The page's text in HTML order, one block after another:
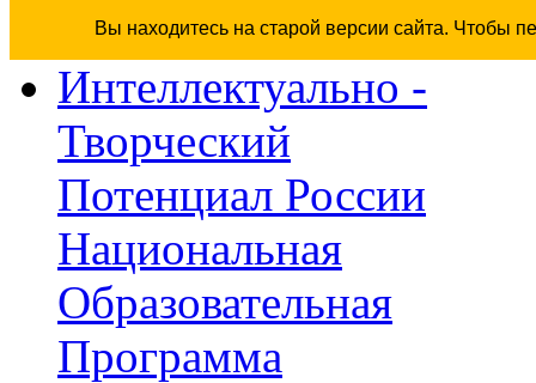
Вы находитесь на старой версии сайта. Чтобы
Интеллектуально -
Творческий
Потенциал России
Национальная
Образовательная
Программа